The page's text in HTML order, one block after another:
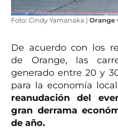
Foto: Cindy Yamanaka |Orange
De acuerdo con los
de Orange, las
generado entre 20 y
para la economía
reanudación del
gran derrama
de año.